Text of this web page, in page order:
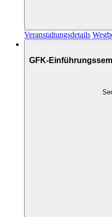
Veranstaltungsdetails
GFK-